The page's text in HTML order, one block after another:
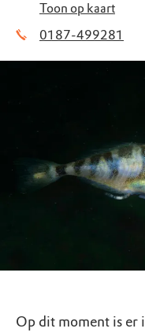
Toon op kaart
0187-499281
Op dit moment is er